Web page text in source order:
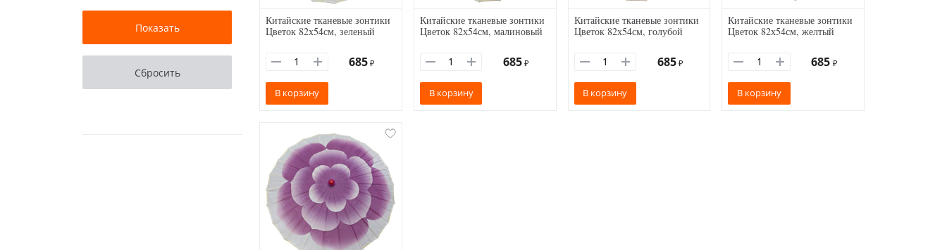
Китайские тканевые зонтики
Цветок 82х54см, зеленый
685 ₽
В корзину
Китайские тканевые зонтики
Цветок 82х54см, малиновый
685 ₽
В корзину
Китайские тканевые зонтики
Цветок 82х54см, голубой
685 ₽
В корзину
Китайские тканевые зонтики
Цветок 82х54см, желтый
685 ₽
В корзину